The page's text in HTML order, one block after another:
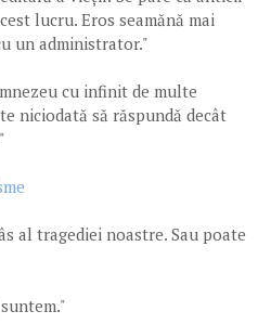
lucru. Eros seamănă mai
un administrator."
cu infinit de multe
niciodată să răspundă decât
al tragediei noastre. Sau poate